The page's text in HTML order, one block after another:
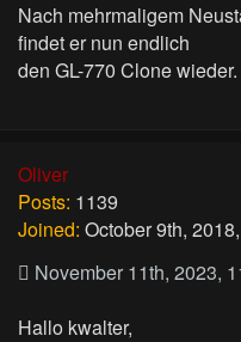
Nach mehrmaligem
findet er nun endlich
den GL-770 Clone wieder.
Oliver
Posts: 1139
Joined: October 9th,
November 11th, 2023,
Hallo kwalter,